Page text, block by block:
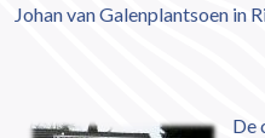
Johan van Galenplantsoen in
De